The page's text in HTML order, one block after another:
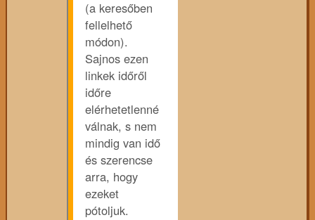
(a keresőben
fellelhető
módon).
Sajnos ezen
linkek időről
időre
elérhetetlenné
válnak, s nem
mindig van idő
és szerencse
arra, hogy
ezeket
pótoljuk.